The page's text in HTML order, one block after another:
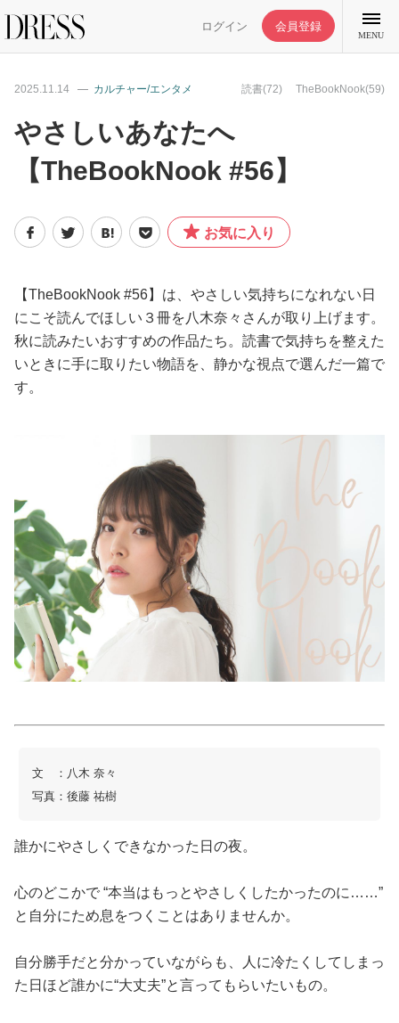
ログイン 会員登録
MENU
特集記事
DRESS部活
ファッション
ワークスタイル
妊娠/出産/家族
ココロ/カラダ
グルメ
占い
性と愛
ゲーム
2025.11.14 カルチャー/エンタメ 読書(72) TheBookNook(59)
やさしいあなたへ
【TheBookNook #56】
お気に入り
【TheBookNook #56】は、やさしい気持ちになれない日
にこそ読んでほしい３冊を八木奈々さんが取り上げます。
秋に読みたいおすすめの作品たち。読書で気持ちを整えた
いときに手に取りたい物語を、静かな視点で選んだ一篇で
す。
文 ：八木 奈々
写真：後藤 祐樹
誰かにやさしくできなかった日の夜。
心のどこかで “本当はもっとやさしくしたかったのに……”
と自分にため息をつくことはありませんか。
自分勝手だと分かっていながらも、人に冷たくしてしまっ
た日ほど誰かに“大丈夫”と言ってもらいたいもの。